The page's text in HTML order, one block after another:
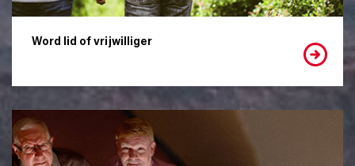
Word lid of vrijwilliger